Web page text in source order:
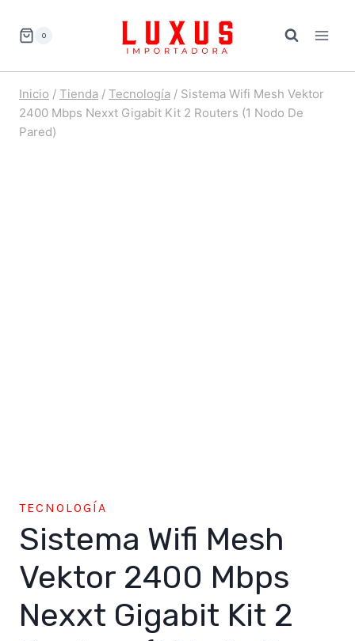
0
Inicio / Tienda / Tecnología / Sistema Wifi Mesh Vektor
2400 Mbps Nexxt Gigabit Kit 2 Routers (1 Nodo De
Pared)
TECNOLOGÍA
Sistema Wifi Mesh
Vektor 2400 Mbps
Nexxt Gigabit Kit 2